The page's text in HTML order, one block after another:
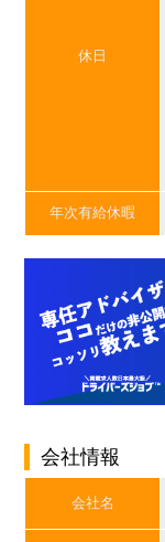
休日
年次有給休暇
会社情報
会社名